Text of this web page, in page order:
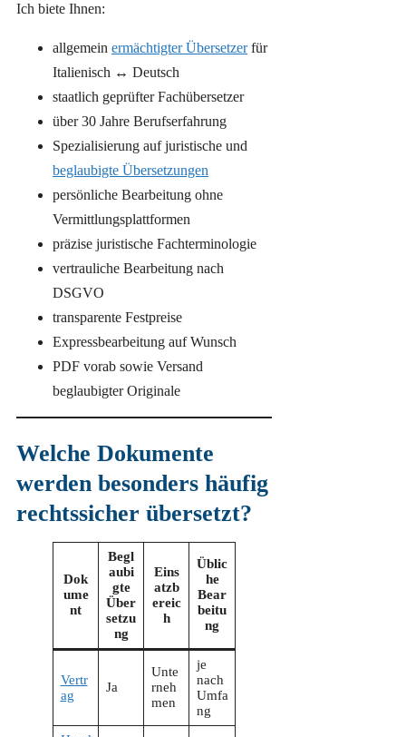
Ich biete Ihnen:
allgemein ermächtigter Übersetzerfür
Italienisch ↔ Deutsch
staatlich geprüfter Fachübersetzer
über 30 Jahre Berufserfahrung
Spezialisierung auf juristische und
beglaubigte Übersetzungen
persönliche Bearbeitung ohne
Vermittlungsplattformen
präzise juristische Fachterminologie
vertrauliche Bearbeitung nach
DSGVO
transparente Festpreise
Expressbearbeitung auf Wunsch
PDF vorab sowie Versand
beglaubigter Originale
Welche Dokumente
werden besonders häufig
rechtssicher übersetzt?
Dok
ume
nt
Begl
aubi
gte
Über
setzu
ng
Eins
atzb
ereic
h
Üblic
he
Bear
beitu
ng
Vertr
ag
Ja
Unte
rneh
men
je
nach
Umfa
ng